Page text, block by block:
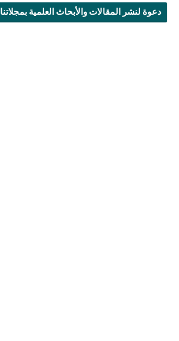
دعوة لنشر المقالات والأبحاث العلمية بمجلاتنا